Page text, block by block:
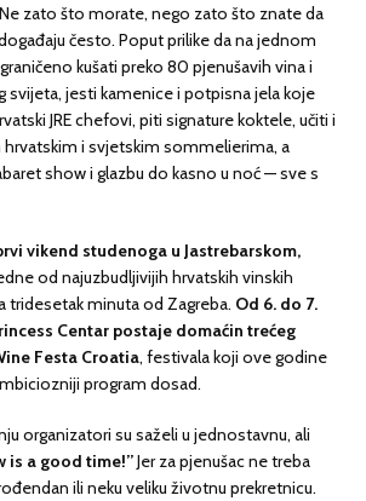
zato što morate, nego zato što znate da
često. Poput prilike da na jednom
kušati preko 80 pjenušavih vina i
svijeta, jesti kamenice i potpisna jela koje
JRE chefovi, piti signature koktele, učiti i
i svjetskim sommelierima, a
show i glazbu do kasno u noć — sve s
vikend studenoga u Jastrebarskom,
od najuzbudljivijih hrvatskih vinskih
tridesetak minuta od Zagreba. Od 6. do 7.
Centar postaje domaćin trećeg
Festa Croatia, festivala koji ove godine
program dosad.
organizatori su saželi u jednostavnu, ali
is a good time!”Jer za pjenušac ne treba
ili neku veliku životnu prekretnicu.